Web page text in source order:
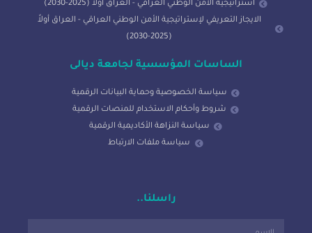
استراتيجية الأمن الوطني العراقي - العراق أولاً (2025-2030)
الايجاز التعريفي لإستراتيجية الأمن الوطني العراقي - العراق أولاً
(2025-2030)
الساسات المؤسسية لجامعة ديالى
سياسة الخصوصية وحماية البيانات الرقمية
شروط وأحكام الاستخدام للمنصات الرقمية
سياسة النزاهة الأكاديمية الرقمية
سياسة ملفات الارتباط
راسلنا..